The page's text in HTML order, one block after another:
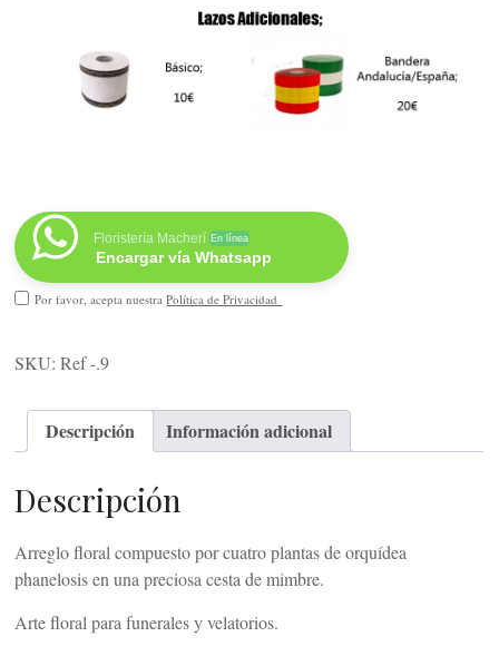
Floristería Macherí En línea
Encargar vía Whatsapp
Por favor, acepta nuestraPolítica de Privacidad
SKU:Ref -.9
Descripción Información adicional
Descripción
Arreglo floral compuesto por cuatro plantas de orquídea
phanelosis en una preciosa cesta de mimbre.
Arte floral para funerales y velatorios.